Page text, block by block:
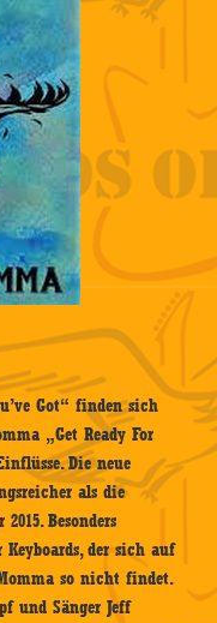
Got“ finden sich
„Get Ready For
Die neue
als die
Besonders
der sich auf
so nicht findet.
und Sänger Jeff